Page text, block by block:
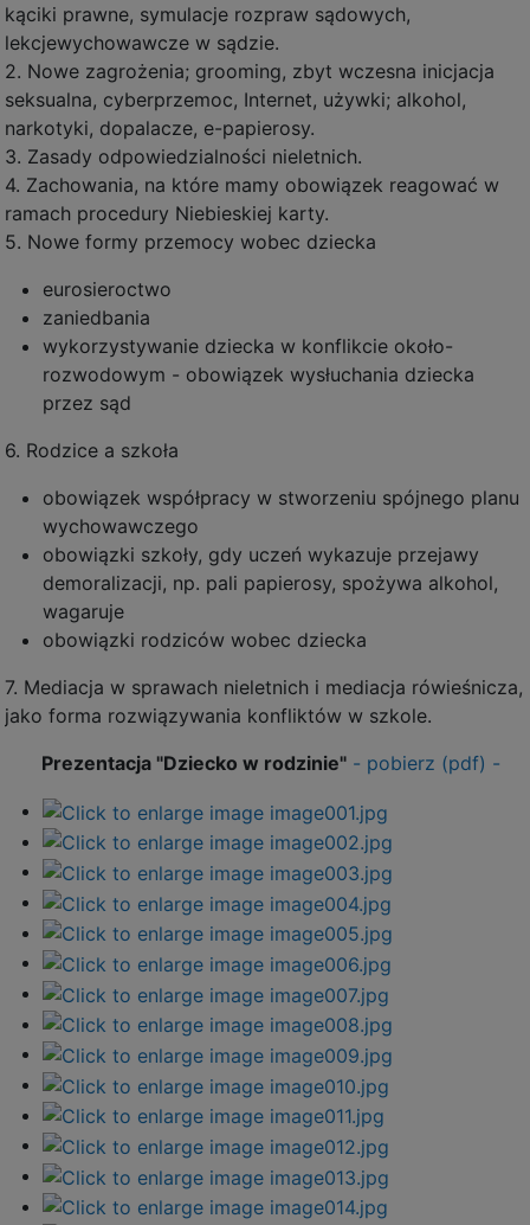
kąciki prawne, symulacje rozpraw sądowych,
lekcjewychowawcze w sądzie.
2. Nowe zagrożenia; grooming, zbyt wczesna inicjacja
seksualna, cyberprzemoc, Internet, używki; alkohol,
narkotyki, dopalacze, e-papierosy.
3. Zasady odpowiedzialności nieletnich.
4. Zachowania, na które mamy obowiązek reagować w
ramach procedury Niebieskiej karty.
5. Nowe formy przemocy wobec dziecka
eurosieroctwo
zaniedbania
wykorzystywanie dziecka w konflikcie około-
rozwodowym - obowiązek wysłuchania dziecka
przez sąd
6. Rodzice a szkoła
obowiązek współpracy w stworzeniu spójnego planu
wychowawczego
obowiązki szkoły, gdy uczeń wykazuje przejawy
demoralizacji, np. pali papierosy, spożywa alkohol,
wagaruje
obowiązki rodziców wobec dziecka
7. Mediacja w sprawach nieletnich i mediacja rówieśnicza,
jako forma rozwiązywania konfliktów w szkole.
Prezentacja "Dziecko w rodzinie" - pobierz (pdf) -